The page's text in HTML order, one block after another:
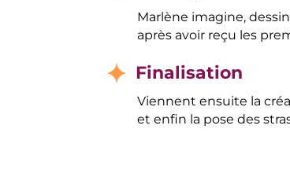
Marlène imagine,
après avoir reçu les
Finalisation
Viennent ensuite la
et enfin la pose des